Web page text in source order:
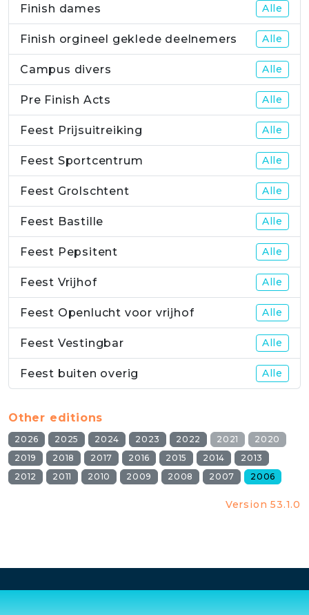
Finish dames Alle
Finish orgineel geklede deelnemers Alle
Campus divers Alle
Pre Finish Acts Alle
Feest Prijsuitreiking Alle
Feest Sportcentrum Alle
Feest Grolschtent Alle
Feest Bastille Alle
Feest Pepsitent Alle
Feest Vrijhof Alle
Feest Openlucht voor vrijhof Alle
Feest Vestingbar Alle
Feest buiten overig Alle
Other editions
2026 2025 2024 2023 2022 2021
2020
2019
2018 2017 2016 2015 2014
2013
2012
2011 2010 2009 2008 2007 2006
Version 53.1.0